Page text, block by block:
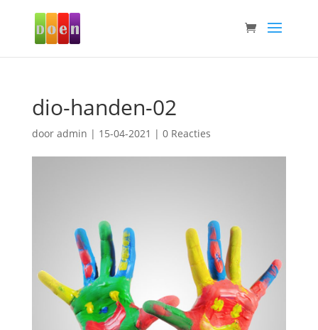
dio-handen-02
door admin | 15-04-2021 | 0 Reacties